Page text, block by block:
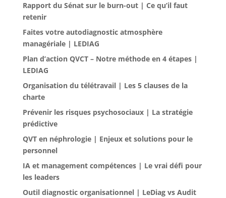
Rapport du Sénat sur le burn-out | Ce qu’il faut
retenir
Faites votre autodiagnostic atmosphère
managériale | LEDIAG
Plan d’action QVCT – Notre méthode en 4 étapes |
LEDIAG
Organisation du télétravail | Les 5 clauses de la
charte
Prévenir les risques psychosociaux | La stratégie
prédictive
QVT en néphrologie | Enjeux et solutions pour le
personnel
IA et management compétences | Le vrai défi pour
les leaders
Outil diagnostic organisationnel | LeDiag vs Audit